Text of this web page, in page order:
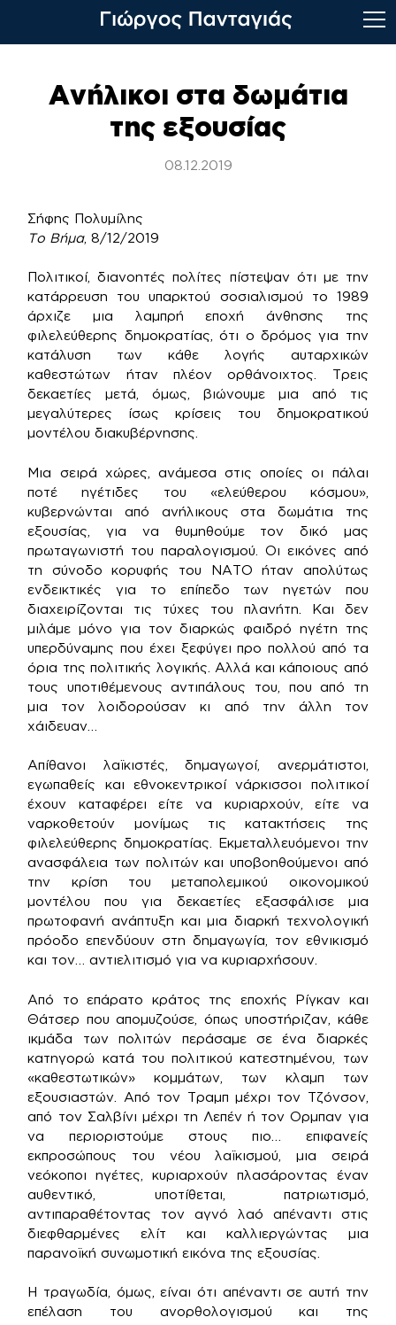
Ανήλικοι στα δωμάτια
της εξουσίας
08.12.2019
Σήφης Πολυμίλης
Το Βήμα, 8/12/2019
Πολιτικοί, διανοητές πολίτες πίστεψαν ότι με την
κατάρρευση του υπαρκτού σοσιαλισμού το 1989
άρχιζε μια λαμπρή εποχή άνθησης της
φιλελεύθερης δημοκρατίας, ότι ο δρόμος για την
κατάλυση των κάθε λογής αυταρχικών
καθεστώτων ήταν πλέον ορθάνοιχτος. Τρεις
δεκαετίες μετά, όμως, βιώνουμε μια από τις
μεγαλύτερες ίσως κρίσεις του δημοκρατικού
μοντέλου διακυβέρνησης.
Μια σειρά χώρες, ανάμεσα στις οποίες οι πάλαι
ποτέ ηγέτιδες του «ελεύθερου κόσμου»,
κυβερνώνται από ανήλικους στα δωμάτια της
εξουσίας, για να θυμηθούμε τον δικό μας
πρωταγωνιστή του παραλογισμού. Οι εικόνες από
τη σύνοδο κορυφής του ΝΑΤΟ ήταν απολύτως
ενδεικτικές για το επίπεδο των ηγετών που
διαχειρίζονται τις τύχες του πλανήτη. Και δεν
μιλάμε μόνο για τον διαρκώς φαιδρό ηγέτη της
υπερδύναμης που έχει ξεφύγει προ πολλού από τα
όρια της πολιτικής λογικής. Αλλά και κάποιους από
τους υποτιθέμενους αντιπάλους του, που από τη
μια τον λοιδορούσαν κι από την άλλη τον
χάιδευαν…
Απίθανοι λαϊκιστές, δημαγωγοί, ανερμάτιστοι,
εγωπαθείς και εθνοκεντρικοί νάρκισσοι πολιτικοί
έχουν καταφέρει είτε να κυριαρχούν, είτε να
ναρκοθετούν μονίμως τις κατακτήσεις της
φιλελεύθερης δημοκρατίας. Εκμεταλλευόμενοι την
ανασφάλεια των πολιτών και υποβοηθούμενοι από
την κρίση του μεταπολεμικού οικονομικού
μοντέλου που για δεκαετίες εξασφάλισε μια
πρωτοφανή ανάπτυξη και μια διαρκή τεχνολογική
πρόοδο επενδύουν στη δημαγωγία, τον εθνικισμό
και τον… αντιελιτισμό για να κυριαρχήσουν.
Από το επάρατο κράτος της εποχής Ρίγκαν και
Θάτσερ που απομυζούσε, όπως υποστήριζαν, κάθε
ικμάδα των πολιτών περάσαμε σε ένα διαρκές
κατηγορώ κατά του πολιτικού κατεστημένου, των
«καθεστωτικών» κομμάτων, των κλαμπ των
εξουσιαστών. Από τον Τραμπ μέχρι τον Τζόνσον,
από τον Σαλβίνι μέχρι τη Λεπέν ή τον Ορμπαν για
να περιοριστούμε στους πιο… επιφανείς
εκπροσώπους του νέου λαϊκισμού, μια σειρά
νεόκοποι ηγέτες, κυριαρχούν πλασάροντας έναν
αυθεντικό, υποτίθεται, πατριωτισμό,
αντιπαραθέτοντας τον αγνό λαό απέναντι στις
διεφθαρμένες ελίτ και καλλιεργώντας μια
παρανοϊκή συνωμοτική εικόνα της εξουσίας.
Η τραγωδία, όμως, είναι ότι απέναντι σε αυτή την
επέλαση του ανορθολογισμού και της